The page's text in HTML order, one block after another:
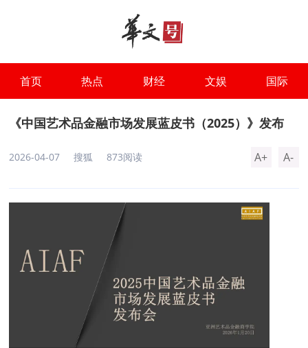
首页 热点 财经 文娱 国际
《中国艺术品金融市场发展蓝皮书（2025）》发布
2026-04-07 搜狐 873阅读 A+ A-